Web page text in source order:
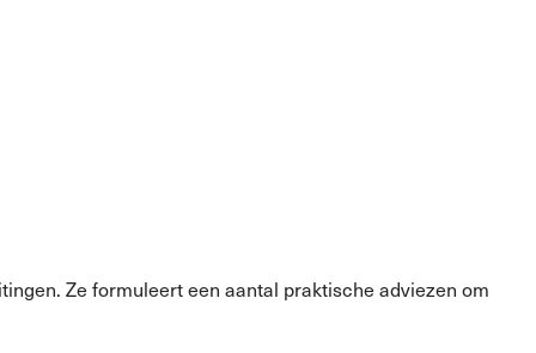
Ze formuleert een aantal praktische adviezen om